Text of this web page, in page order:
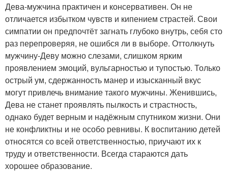
Дева-мужчина практичен и консервативен. Он не
отличается избытком чувств и кипением страстей. Свои
симпатии он предпочтёт загнать глубоко внутрь, себя сто
раз перепроверяя, не ошибся ли в выборе. Оттолкнуть
мужчину-Деву можно слезами, слишком ярким
проявлением эмоций, вульгарностью и тупостью. Только
острый ум, сдержанность манер и изысканный вкус
могут привлечь внимание такого мужчины. Женившись,
Дева не станет проявлять пылкость и страстность,
однако будет верным и надёжным спутником жизни. Они
не конфликтны и не особо ревнивы. К воспитанию детей
относятся со всей ответственностью, приучают их к
труду и ответственности. Всегда стараются дать
хорошее образование.